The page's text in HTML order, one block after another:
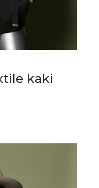
kaki